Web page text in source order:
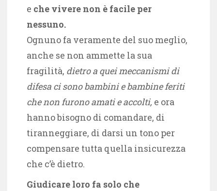
e che vivere non è facile per
nessuno.
Ognuno fa veramente del suo meglio,
anche se non ammette la sua
fragilità, dietro a quei meccanismi di
difesa ci sono bambini e bambine feriti
che non furono amati e accolti, e ora
hanno bisogno di comandare, di
tiranneggiare, di darsi un tono per
compensare tutta quella insicurezza
che c’è dietro.
Giudicare loro fa solo che